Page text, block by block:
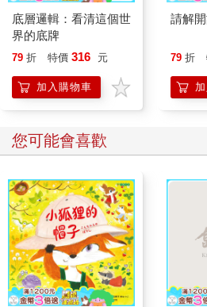
底層邏輯：看清這個世
界的底牌
79 折 特價 316 元
加入購物車
請解
79 折
您可能會喜歡